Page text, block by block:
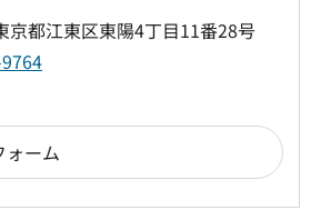
京都江東区東陽4丁目11番28号